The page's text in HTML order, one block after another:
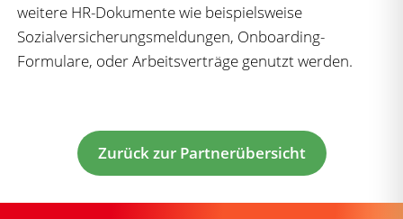
weitere HR-Dokumente wie beispielsweise
Sozialversicherungsmeldungen, Onboarding-
Formulare, oder Arbeitsverträge genutzt werden.
Zurück zur Partnerübersicht